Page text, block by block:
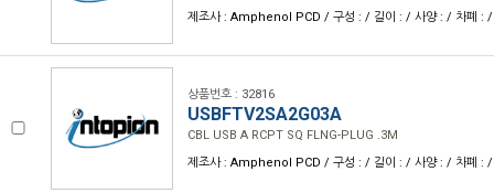
제조사 : Amphenol PCD / 구성 : / 길이 : / 사양 : / 차폐 : /
상품번호 : 32816
USBFTV2SA2G03A
CBL USB A RCPT SQ FLNG-PLUG .3M
제조사 : Amphenol PCD / 구성 : / 길이 : / 사양 : / 차폐 : /